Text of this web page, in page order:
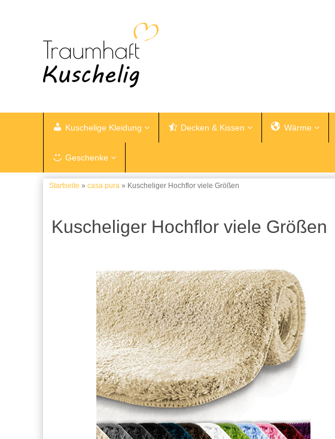
Kuschelige Kleidung Decken & Kissen Wärme
Geschenke
Startseite » casa pura » Kuscheliger Hochflor viele Größen
Kuscheliger Hochflor viele Größen